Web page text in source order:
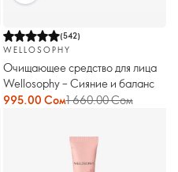
(542)
WELLOSOPHY
Очищающее средство для лица
Wellosophy – Сияние и баланс
995.00 Сом1 660.00 Сом